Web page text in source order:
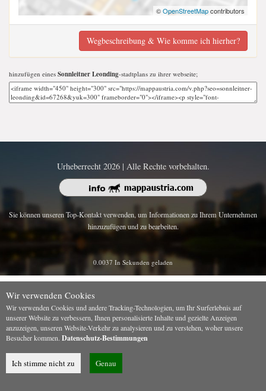
©OpenStreetMapcontributors
Wegbeschreibung & Wie komme ich hierher?
hinzufügen eines Sonnleitner Leonding-stadtplans zu ihrer webseite;
Urheberrecht 2026 | Alle Rechte vorbehalten.
Sie können unseren Top-Kontakt verwenden, um Informationen zu Ihrem Unternehmen
hinzuzufügen und zu bearbeiten.
0.0037 In Sekunden geladen
Wir verwenden Cookies
Wir verwenden Cookies und andere Tracking-Technologien, um Ihr Surferlebnis auf
unserer Website zu verbessern, Ihnen personalisierte Inhalte und gezielte Anzeigen
anzuzeigen, unseren Website-Verkehr zu analysieren und zu verstehen, woher unsere
Besucher kommen. Datenschutz-Bestimmungen
Ich stimme nicht zu Genau